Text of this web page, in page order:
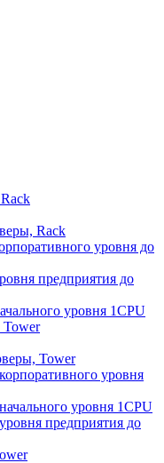
Rack
уровня до
предприятия до
уровня 1CPU
Tower
уровня
уровня 1CPU
предприятия до